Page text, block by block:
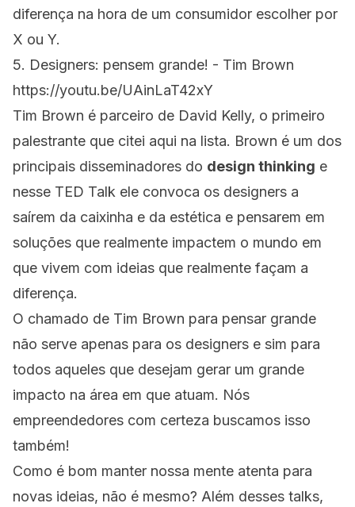
diferença na hora de um consumidor escolher por
X ou Y.
5. Designers: pensem grande! - Tim Brown
https://youtu.be/UAinLaT42xY
Tim Brown é parceiro de David Kelly, o primeiro
palestrante que citei aqui na lista. Brown é um dos
principais disseminadores do design thinking e
nesse TED Talk ele convoca os designers a
saírem da caixinha e da estética e pensarem em
soluções que realmente impactem o mundo em
que vivem com ideias que realmente façam a
diferença.
O chamado de Tim Brown para pensar grande
não serve apenas para os designers e sim para
todos aqueles que desejam gerar um grande
impacto na área em que atuam. Nós
empreendedores com certeza buscamos isso
também!
Como é bom manter nossa mente atenta para
novas ideias, não é mesmo? Além desses talks,